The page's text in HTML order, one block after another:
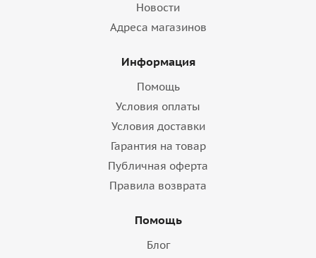
Новости
Адреса магазинов
Информация
Помощь
Условия оплаты
Условия доставки
Гарантия на товар
Публичная оферта
Правила возврата
Помощь
Блог